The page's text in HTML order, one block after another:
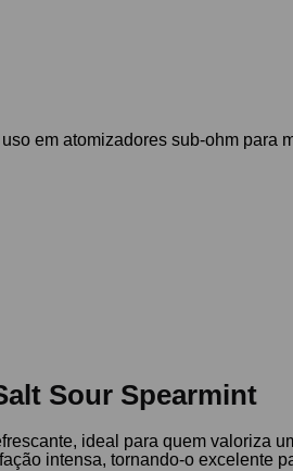
em atomizadores sub-ohm para
Sour Spearmint
ideal para quem valoriza
intensa, tornando-o excelente